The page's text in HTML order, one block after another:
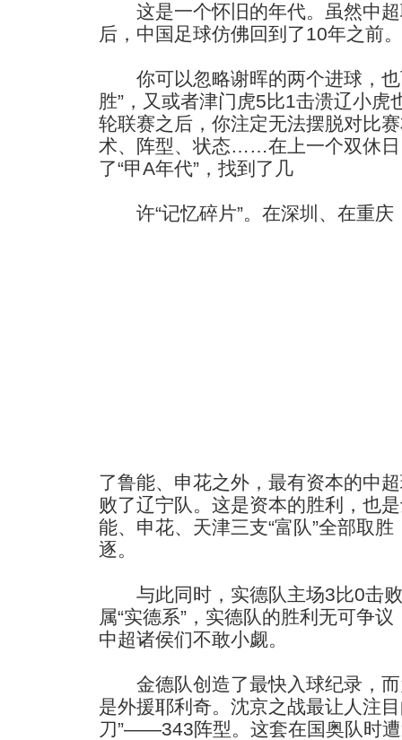
这是一个怀旧的年代。虽然中超
后，中国足球仿佛回到了10年之前。
你可以忽略谢晖的两个进球，也
胜”，又或者津门虎5比1击溃辽小虎
轮联赛之后，你注定无法摆脱对比
术、阵型、状态……在上一个双休日
了“甲A年代”，找到了几
许“记忆碎片”。在深圳、在重庆
了鲁能、申花之外，最有资本的中
败了辽宁队。这是资本的胜利，也
能、申花、天津三支“富队”全部取
逐。
与此同时，实德队主场3比0击败
属“实德系”，实德队的胜利无可争
中超诸侯们不敢小觑。
金德队创造了最快入球纪录，而
是外援耶利奇。沈京之战最让人注
刀”——343阵型。这套在国奥队时